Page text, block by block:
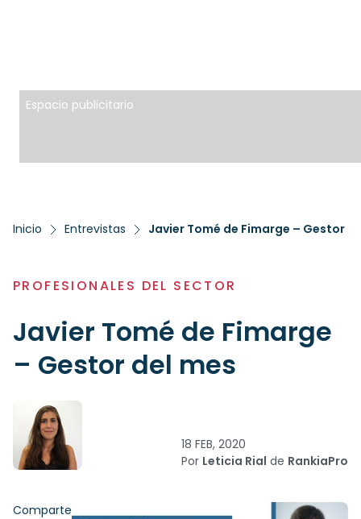
Espacio publicitario
Inicio Entrevistas Javier Tomé de Fimarge – Gestor
PROFESIONALES DEL SECTOR
Javier Tomé de Fimarge
– Gestor del mes
18 FEB, 2020
Por Leticia Rial de RankiaPro
Comparte